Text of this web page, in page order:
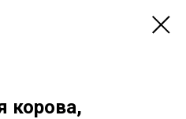
корова,